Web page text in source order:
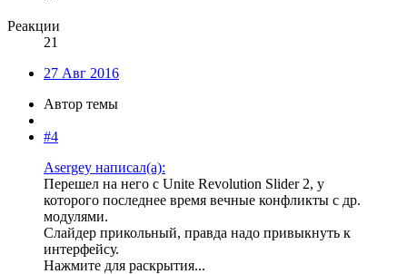
Реакции
21
27 Авг 2016
Автор темы
#4
Asergey написал(а):
Перешел на него с Unite Revolution Slider 2, у
которого последнее время вечные конфликты с др.
модулями.
Слайдер прикольный, правда надо привыкнуть к
интерфейсу.
Нажмите для раскрытия...